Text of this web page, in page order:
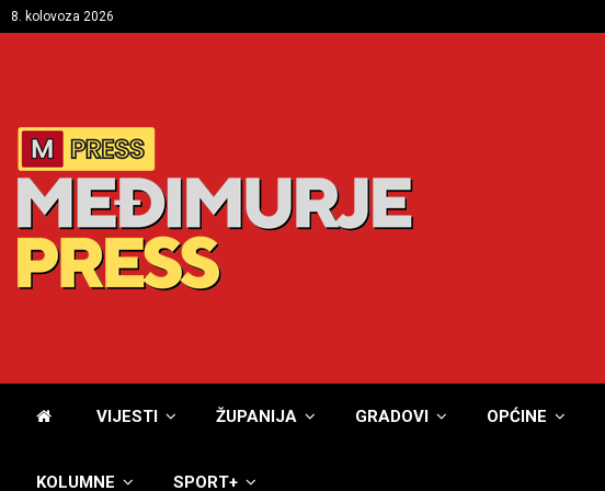
8. kolovoza 2026
VIJESTI ŽUPANIJA GRADOVI OPĆINE
KOLUMNE SPORT+